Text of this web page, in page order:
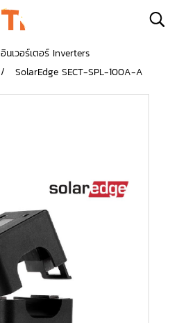
อินเวอร์เตอร์ Inverters
SolarEdge SECT-SPL-100A-A